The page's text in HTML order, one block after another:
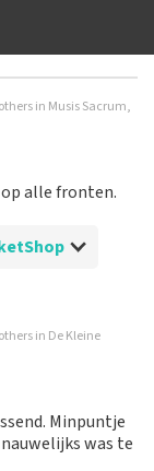
in Musis Sacrum,
alle fronten.
bij de
in De Kleine
Minpuntje
was te